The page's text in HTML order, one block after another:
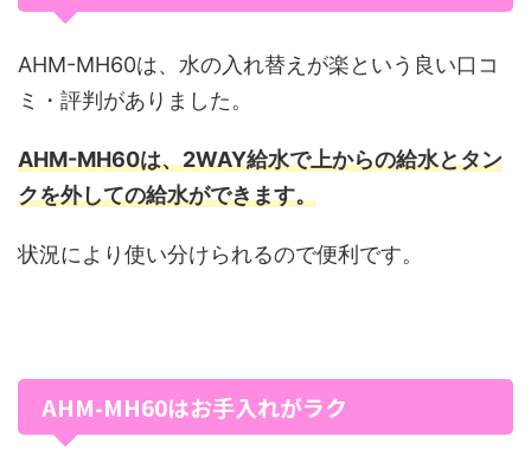
AHM-MH60は、水の入れ替えが楽という良い口コ
ミ・評判がありました。
AHM-MH60は、2WAY給水で上からの給水とタン
クを外しての給水ができます。
状況により使い分けられるので便利です。
AHM-MH60はお手入れがラク